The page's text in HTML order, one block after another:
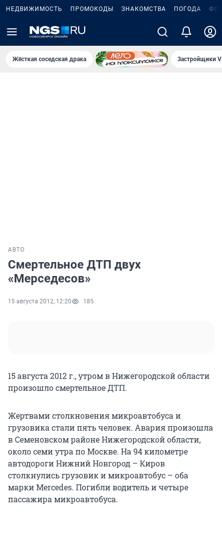
НЕДВИЖИМОСТЬ ПРОМОКОДЫ ЗНАКОМСТВА ПОГОДА
Жёсткая соседская драка Застройщики
АВТО
Смертельное ДТП двух
«Мерседесов»
15 августа 2012, 12:20 185
15 августа 2012 г., утром в Нижегородской области
произошло смертельное ДТП.
Жертвами столкновения микроавтобуса и
грузовика стали пять человек. Авария произошла
в Семеновском районе Нижегородской области,
около семи утра по Москве. На 94 километре
автодороги Нижний Новгород – Киров
столкнулись грузовик и микроавтобус – оба
марки Mercedes. Погибли водитель и четыре
пассажира микроавтобуса.